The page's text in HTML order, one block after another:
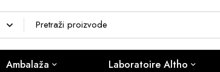
Ambalaža Laboratoire Altho